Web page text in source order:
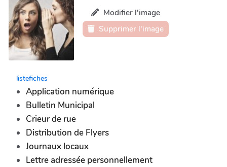
Modifier l'image
Supprimer l'image
listefiches
Application numérique
Bulletin Municipal
Crieur de rue
Distribution de Flyers
Journaux locaux
Lettre adressée personnellement